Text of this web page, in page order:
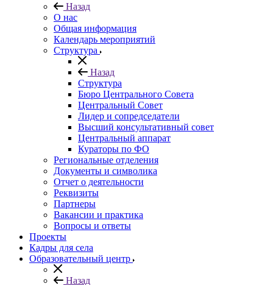
Назад
О нас
Общая информация
Календарь мероприятий
Структура
Назад
Структура
Бюро Центрального Совета
Центральный Совет
Лидер и сопредседатели
Высший консультативный совет
Центральный аппарат
Кураторы по ФО
Региональные отделения
Документы и символика
Отчет о деятельности
Реквизиты
Партнеры
Вакансии и практика
Вопросы и ответы
Проекты
Кадры для села
Образовательный центр
Назад